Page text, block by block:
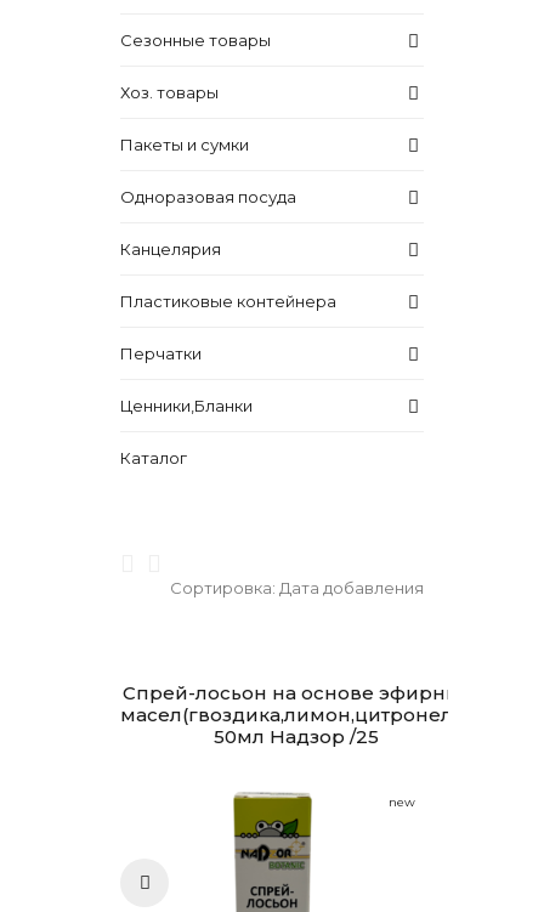
Сезонные товары
Хоз. товары
Пакеты и сумки
Одноразовая посуда
Канцелярия
Пластиковые контейнера
Перчатки
Ценники,Бланки
Каталог
Сортировка: Дата добавления
Спрей-лосьон на основе эфирных
масел(гвоздика,лимон,цитронелла)
50мл Надзор /25
new